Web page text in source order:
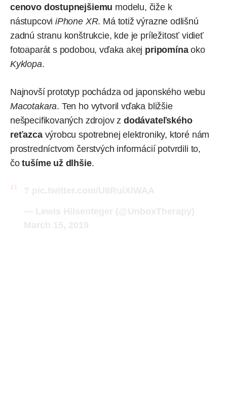
cenovo dostupnejšiemu modelu, čiže k
nástupcoviiPhone XR. Má totiž výrazne odlišnú
zadnú stranu konštrukcie, kde je príležitosť vidieť
fotoaparát s podobou, vďaka akej pripomínaoko
Kyklopa.
Najnovší prototyp pochádzaod japonského webu
Macotakara. Ten ho vytvoril vďaka bližšie
nešpecifikovaných zdrojov z dodávateľského
reťazcavýrobcu spotrebnej elektroniky, ktoré nám
prostredníctvom čerstvých informácií potvrdili to,
čotušíme už dlhšie.